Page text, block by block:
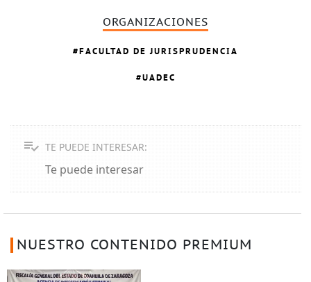
ORGANIZACIONES
FACULTAD DE JURISPRUDENCIA
UADEC
TE PUEDE INTERESAR:
Te puede interesar
NUESTRO CONTENIDO PREMIUM